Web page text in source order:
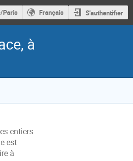
Paris Français S'authentifier
à
entiers
est
à